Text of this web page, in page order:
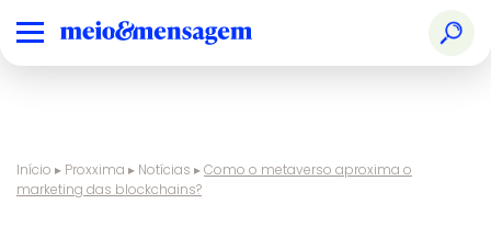
Início ▸ Proxxima ▸ Notícias ▸Como o metaverso aproxima o
marketing das blockchains?